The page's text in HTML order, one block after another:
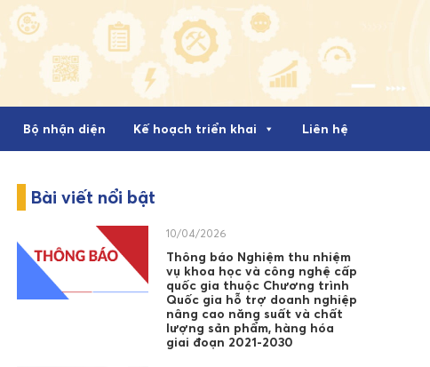
Bộ nhận diện Kế hoạch triển khai Liên hệ
Bài viết nổi bật
10/04/2026
Thông báo Nghiệm thu nhiệm
vụ khoa học và công nghệ cấp
quốc gia thuộc Chương trình
Quốc gia hỗ trợ doanh nghiệp
nâng cao năng suất và chất
lượng sản phẩm, hàng hóa
giai đoạn 2021-2030